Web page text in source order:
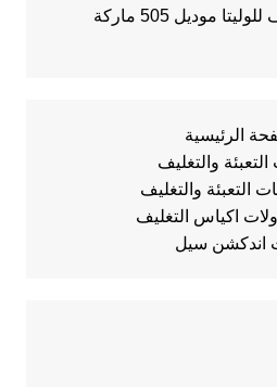
ماكينات التعبئة والتغليف للوليتا موديل 505 ماركة
الرئيسية
التعبئة والتغليف
التعبئة والتغليف
اكياس التغليف
اندكشن سيل